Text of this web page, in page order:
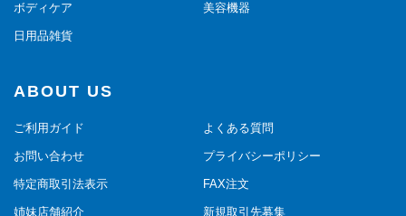
ボディケア 美容機器
日用品雑貨
ABOUT US
ご利用ガイド よくある質問
お問い合わせ プライバシーポリシー
特定商取引法表示 FAX注文
姉妹店舗紹介 新規取引先募集